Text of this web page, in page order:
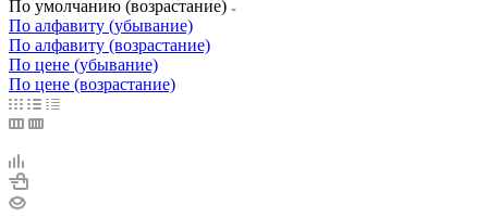
По умолчанию (возрастание)
По алфавиту (убывание)
По алфавиту (возрастание)
По цене (убывание)
По цене (возрастание)